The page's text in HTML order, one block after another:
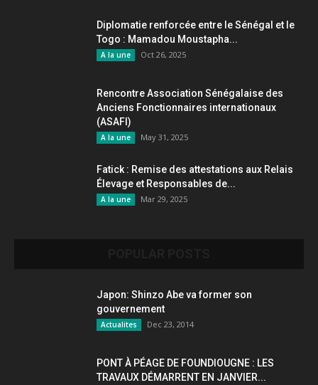
Diplomatie renforcée entre le Sénégal et le
Togo : Mamadou Moustapha...
A la une Oct 26, 2025
Rencontre Association Sénégalaise des
Anciens Fonctionnaires internationaux
(ASAFI)
A la une May 31, 2025
Fatick : Remise des attestations aux Relais
Élevage et Responsables de...
A la une Mar 29, 2025
Japon: Shinzo Abe va former son
gouvernement
Actualites Dec 23, 2014
PONT À PÉAGE DE FOUNDIOUGNE : LES
TRAVAUX DÉMARRENT EN JANVIER...